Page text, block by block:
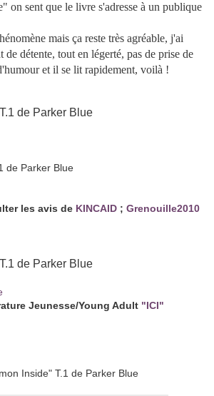
on sent que le livre s'adresse à un publique
mais ça reste très agréable, j'ai
de détente, tout en légerté, pas de prise de
et il se lit rapidement, voilà !
les avis de KINCAID ; Grenouille2010
Jeunesse/Young Adult "ICI"